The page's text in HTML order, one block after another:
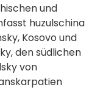
und
huzulschina
Kosovo und
den südlichen
von